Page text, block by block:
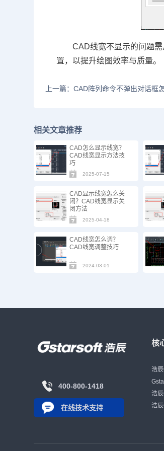
CAD线宽不显示的问题
置，以提升绘图效率与质量。
上一篇：CAD阵列命令不弹出对话框
相关文章推荐
CAD怎么显示线宽？
CAD线宽显示方法技
巧
2025-07-15
CAD显示线宽怎么关
闭？CAD线宽显示关
闭方法
2025-04-18
CAD线宽怎么调？
CAD线宽调整技巧
2024-03-01
400-800-1418
在线技术支持
核
浩
浩
浩